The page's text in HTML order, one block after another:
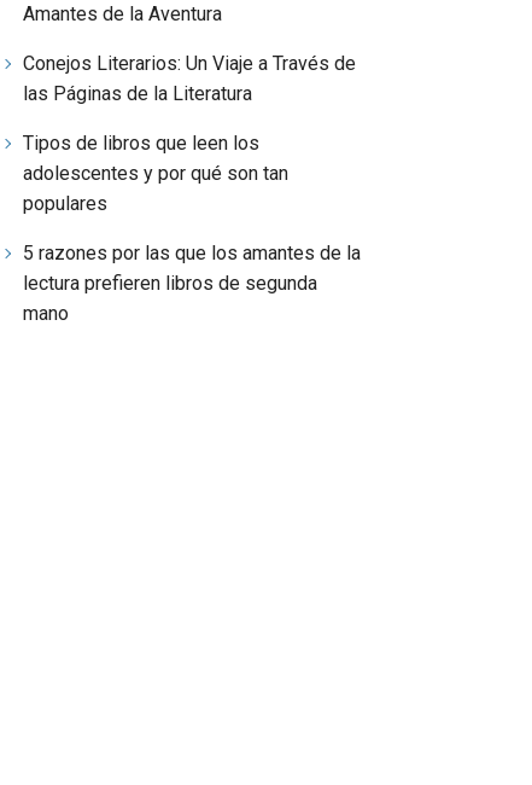
Amantes de la Aventura
Conejos Literarios: Un Viaje a Través de
las Páginas de la Literatura
Tipos de libros que leen los
adolescentes y por qué son tan
populares
5 razones por las que los amantes de la
lectura prefieren libros de segunda
mano